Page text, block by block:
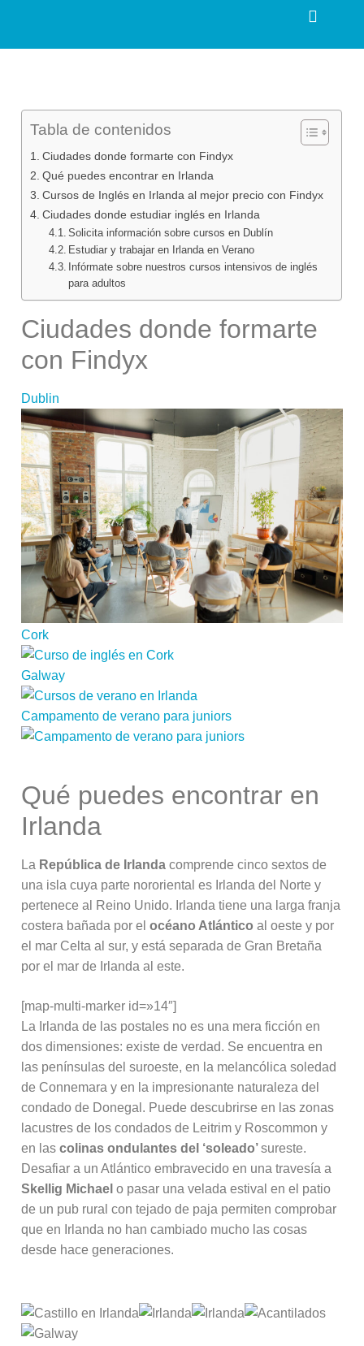
Tabla de contenidos
Ciudades donde formarte con Findyx
Qué puedes encontrar en Irlanda
Cursos de Inglés en Irlanda al mejor precio con Findyx
Ciudades donde estudiar inglés en Irlanda
Solicita información sobre cursos en Dublín
Estudiar y trabajar en Irlanda en Verano
Infórmate sobre nuestros cursos intensivos de inglés
para adultos
Ciudades donde formarte
con Findyx
Dublin
Cork
Galway
Campamento de verano para juniors
Qué puedes encontrar en
Irlanda
La República de Irlanda comprende cinco sextos de
una isla cuya parte nororiental es Irlanda del Norte y
pertenece al Reino Unido. Irlanda tiene una larga franja
costera bañada por elocéano Atlántico al oeste y por
el mar Celta al sur, y está separada de Gran Bretaña
por el mar de Irlanda al este.
[map-multi-marker id=»14″]
La Irlanda de las postales no es una mera ficción en
dos dimensiones: existe de verdad. Se encuentra en
las penínsulas del suroeste, en la melancólica soledad
de Connemara y en la impresionante naturaleza del
condado de Donegal. Puede descubrirse en las zonas
lacustres de los condados de Leitrim y Roscommon y
en lascolinas ondulantes del ‘soleado’sureste.
Desafiar a un Atlántico embravecido en una travesía a
Skellig Michaelo pasar una velada estival en el patio
de un pub rural con tejado de paja permiten comprobar
que en Irlanda no han cambiado mucho las cosas
desde hace generaciones.